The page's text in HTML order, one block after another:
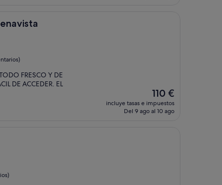
FRESCO Y DE
DE ACCEDER. EL
El
precio
actual
110 €
incluye tasas e impuestos
Del 9 ago al 10 ago